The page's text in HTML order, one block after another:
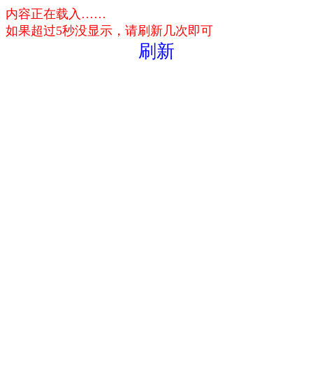
内容正在载入……
如果超过5秒没显示，请刷新几次即可
刷新